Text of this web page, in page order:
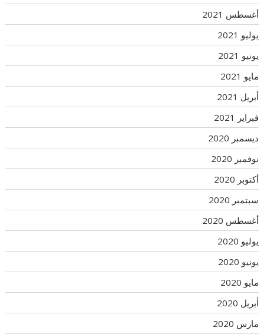
أغسطس 2021
يوليو 2021
يونيو 2021
مايو 2021
أبريل 2021
فبراير 2021
ديسمبر 2020
نوفمبر 2020
أكتوبر 2020
سبتمبر 2020
أغسطس 2020
يوليو 2020
يونيو 2020
مايو 2020
أبريل 2020
مارس 2020